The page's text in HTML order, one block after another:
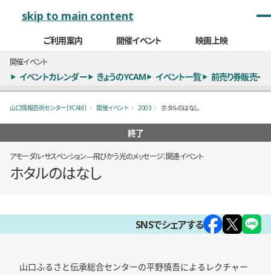
skip to main content
ご利用案内 開催イベント 映画上映
開催イベント
イベントカレンダー きょうのYCAM イベント一覧 前売り券販売・
山口情報芸術センター［YCAM］ 開催イベント 2003 ホタルのはなし
終了
アモーダル・サスペンション―飛びかう光のメッセージ：関連イベント
ホタルのはなし
SNSでシェアする
山口ふるさと伝承総合センターの平野慎吾によるレクチャー